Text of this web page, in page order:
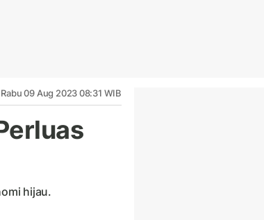
Rabu 09 Aug 2023 08:31 WIB
hijau.